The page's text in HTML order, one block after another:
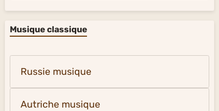
Musique classique
Russie musique
Autriche musique